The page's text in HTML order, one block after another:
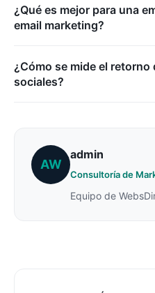
¿Qué es mejor para una
email marketing?
¿Cómo se mide el retorno
sociales?
AW
admin
Consultoría de
Equipo de